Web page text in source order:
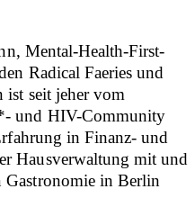
Mental-Health-First-
Radical Faeries und
ist seit jeher vom
und HIV-Community
in Finanz- und
Hausverwaltung mit und
Gastronomie in Berlin